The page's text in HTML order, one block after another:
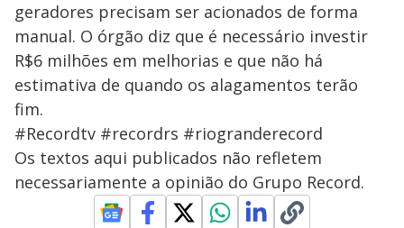
geradores precisam ser acionados de forma
manual. O órgão diz que é necessário investir
R$6 milhões em melhorias e que não há
estimativa de quando os alagamentos terão
fim.
#Recordtv #recordrs #riogranderecord
Os textos aqui publicados não refletem
necessariamente a opinião do Grupo Record.